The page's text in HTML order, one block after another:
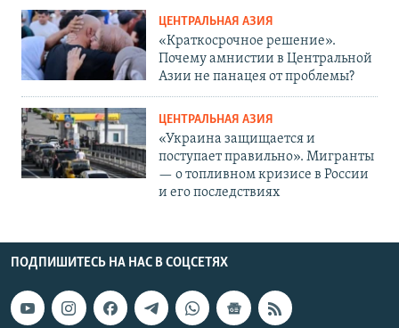
ЦЕНТРАЛЬНАЯ АЗИЯ
«Краткосрочное решение».
Почему амнистии в Центральной
Азии не панацея от проблемы?
ЦЕНТРАЛЬНАЯ АЗИЯ
«Украина защищается и
поступает правильно». Мигранты
— о топливном кризисе в России
и его последствиях
ПОДПИШИТЕСЬ НА НАС В СОЦСЕТЯХ